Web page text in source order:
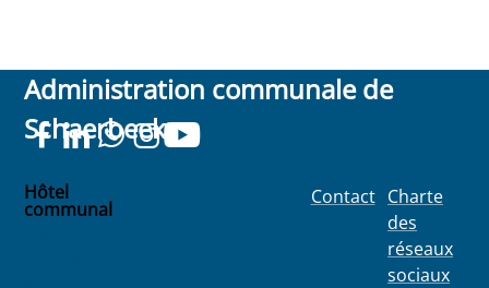
Administration communale de
Schaerbeek
Hôtel
communal
Contact Charte
des
réseaux
sociaux